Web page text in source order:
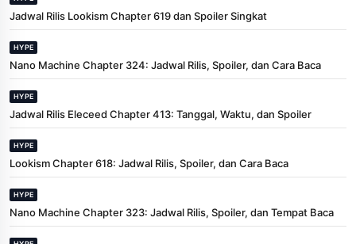
Jadwal Rilis Lookism Chapter 619 dan Spoiler Singkat
HYPE
Nano Machine Chapter 324: Jadwal Rilis, Spoiler, dan Cara Baca
HYPE
Jadwal Rilis Eleceed Chapter 413: Tanggal, Waktu, dan Spoiler
HYPE
Lookism Chapter 618: Jadwal Rilis, Spoiler, dan Cara Baca
HYPE
Nano Machine Chapter 323: Jadwal Rilis, Spoiler, dan Tempat Baca